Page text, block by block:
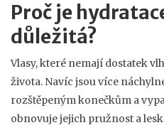
Proč je
důležitá?
Vlasy, které nemají dostatek
života. Navíc jsou více
rozštěpeným konečkům a
obnovuje jejich pružnost a